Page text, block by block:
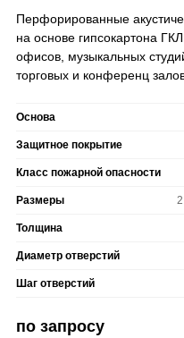
Перфорированные
на основе гипсокартона
офисов, музыкальных
торговых и конференц
Основа
Защитное покрытие
Класс пожарной опасности
Размеры
Толщина
Диаметр отверстий
Шаг отверстий
по запросу